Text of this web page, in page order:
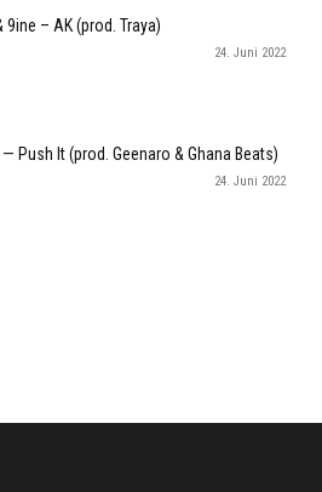
9ine – AK (prod. Traya)
24. Juni 2022
— Push It (prod. Geenaro & Ghana Beats)
24. Juni 2022